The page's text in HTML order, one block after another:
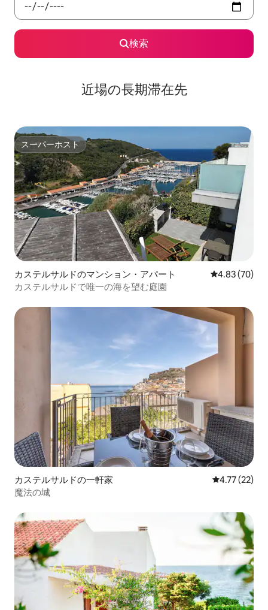
検索
近場の長期滞在先
スーパーホスト
スーパーホスト
カステルサルドのマンション・アパート レビュー70
4.83 (70)
カステルサルドで唯一の海を望む庭園
カステルサルドの一軒家 レビュー22
4.77 (22)
魔法の城